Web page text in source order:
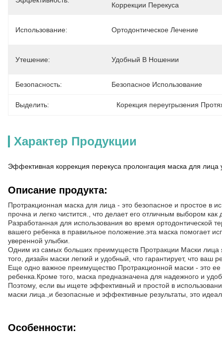
Коррекции Перекуса
Использование: Ортодонтическое Лечение
Утешение: Удобный В Ношении
Безопасность: Безопасное Использование
Выделить: Корекция переугрызения
Характер Продукции
Эффективная коррекция перекуса пролонгация маска для лица
Описание продукта:
Протракционная маска для лица - это безопасное и простое в
прочна и легко чистится., что делает его отличным выбором
Разработанная для использования во время ортодонтической
вашего ребенка в правильное положение.эта маска помогает
уверенной улыбки.
Одним из самых больших преимуществ Протракции Маски лица
того, дизайн маски легкий и удобный, что гарантирует, что
Еще одно важное преимущество Протракционной маски - это
ребенка.Кроме того, маска предназначена для надежного и
Поэтому, если вы ищете эффективный и простой в
маски лица.,и безопасные и эффективные результаты, это
Особенности: